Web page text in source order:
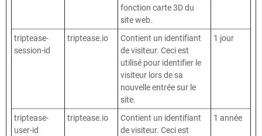
fonction carte 3D du
site web.
triptease-
session-id
triptease.io
Contient un identifiant
de visiteur. Ceci est
utilisé pour identifier le
visiteur lors de sa
nouvelle entrée sur le
site.
1 jour
triptease-
user-id
triptease.io
Contient un identifiant
de visiteur. Ceci est
1 année